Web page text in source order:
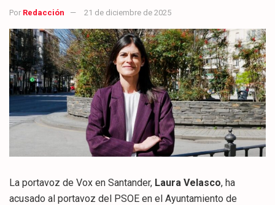
Por Redacción 21 de diciembre de 2025
La portavoz de Vox en Santander, Laura Velasco, ha
acusado al portavoz del PSOE en el Ayuntamiento de